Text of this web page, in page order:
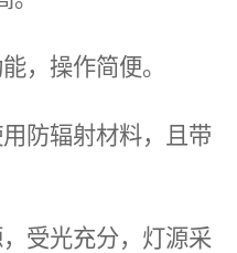
，操作简便。
防辐射材料，且带
受光充分，灯源采